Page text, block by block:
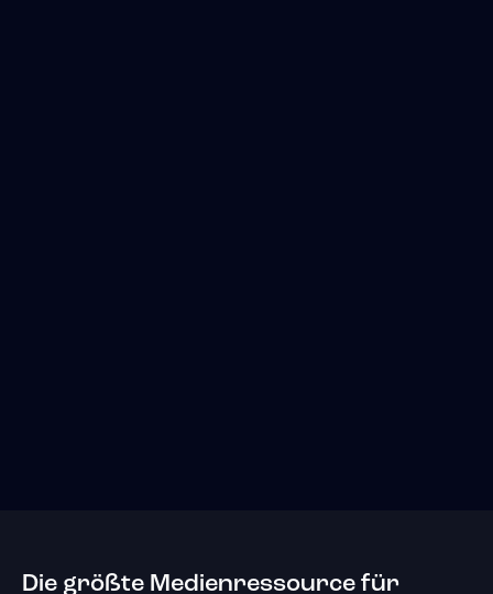
Die größte Medienressource für